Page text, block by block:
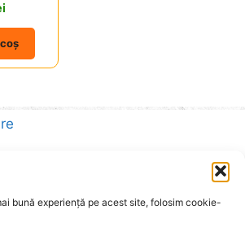
bună experiență pe acest site, folosim cookie-